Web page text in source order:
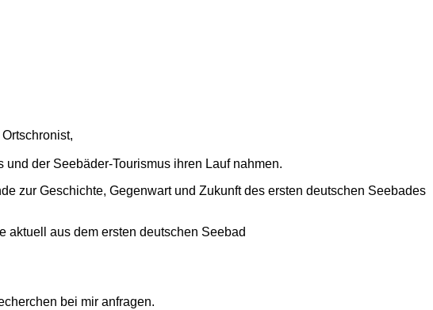
der Seebäder-Tourismus ihren Lauf nahmen.
zur Geschichte, Gegenwart und Zukunft des ersten deutschen Seebades
aus dem ersten deutschen Seebad
bei mir anfragen.